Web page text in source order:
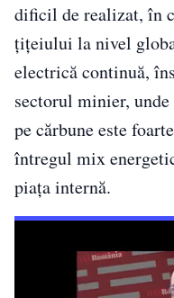
dificil de realizat, în
țițeiului la nivel
electrică continuă,
sectorul minier, unde
pe cărbune este
întregul mix
piața internă.